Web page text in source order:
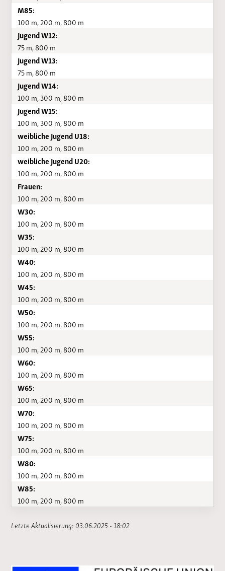
M85:
100 m, 200 m, 800 m
Jugend W12:
75 m, 800 m
Jugend W13:
75 m, 800 m
Jugend W14:
100 m, 300 m, 800 m
Jugend W15:
100 m, 300 m, 800 m
weibliche Jugend U18:
100 m, 200 m, 800 m
weibliche Jugend U20:
100 m, 200 m, 800 m
Frauen:
100 m, 200 m, 800 m
W30:
100 m, 200 m, 800 m
W35:
100 m, 200 m, 800 m
W40:
100 m, 200 m, 800 m
W45:
100 m, 200 m, 800 m
W50:
100 m, 200 m, 800 m
W55:
100 m, 200 m, 800 m
W60:
100 m, 200 m, 800 m
W65:
100 m, 200 m, 800 m
W70:
100 m, 200 m, 800 m
W75:
100 m, 200 m, 800 m
W80:
100 m, 200 m, 800 m
W85:
100 m, 200 m, 800 m
Letzte Aktualisierung: 03.06.2025 - 18:02